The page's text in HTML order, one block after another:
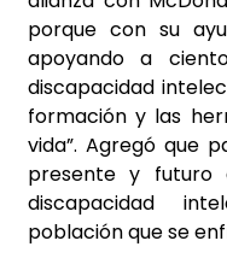
porque con su
apoyando a
discapacidad
formación y las
vida”. Agregó que
presente y futuro
discapacidad
población que se